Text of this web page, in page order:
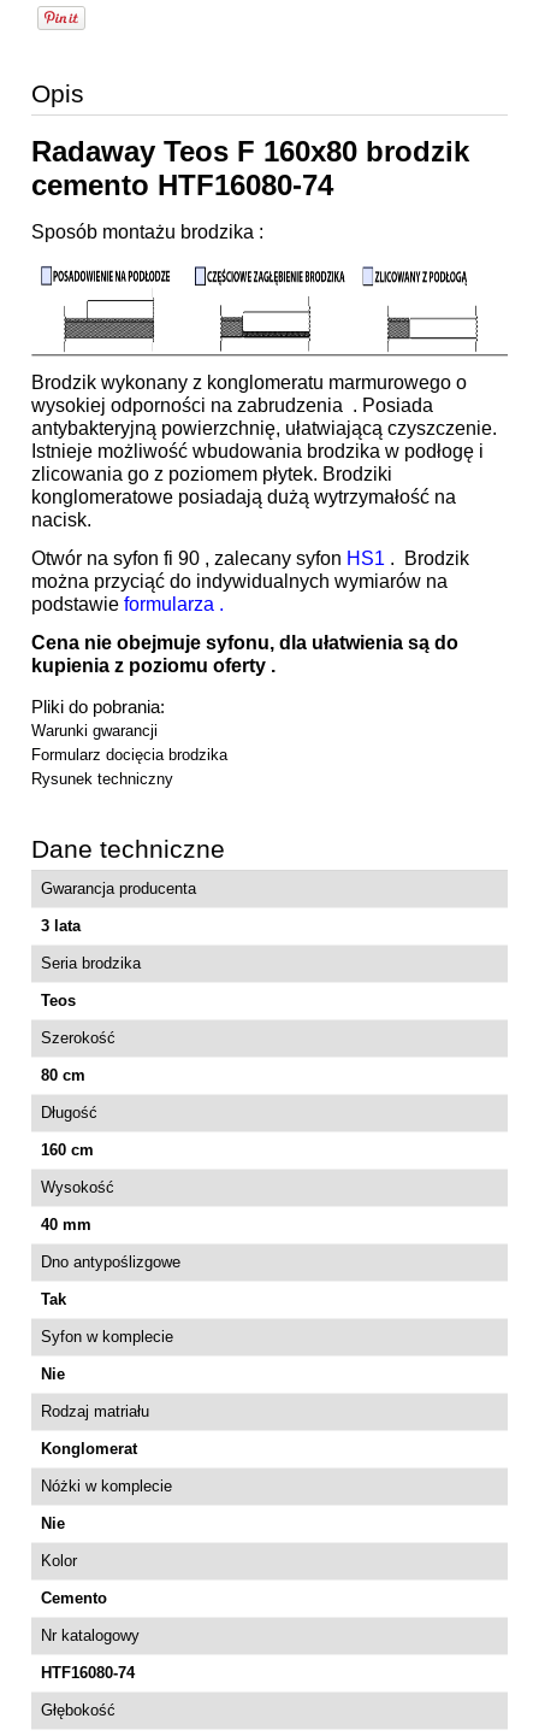
Opis
Radaway Teos F 160x80 brodzik
cemento HTF16080-74
Sposób montażu brodzika :
Brodzik wykonany z konglomeratu marmurowego o
wysokiej odporności na zabrudzenia . Posiada
antybakteryjną powierzchnię, ułatwiającą czyszczenie.
Istnieje możliwość wbudowania brodzika w podłogę i
zlicowania go z poziomem płytek. Brodziki
konglomeratowe posiadają dużą wytrzymałość na
nacisk.
Otwór na syfon fi 90 , zalecany syfon HS1 . Brodzik
można przyciąć do indywidualnych wymiarów na
podstawie formularza .
Cena nie obejmuje syfonu, dla ułatwienia są do
kupienia z poziomu oferty .
Pliki do pobrania:
Warunki gwarancji
Formularz docięcia brodzika
Rysunek techniczny
Dane techniczne
Gwarancja producenta
3 lata
Seria brodzika
Teos
Szerokość
80 cm
Długość
160 cm
Wysokość
40 mm
Dno antypoślizgowe
Tak
Syfon w komplecie
Nie
Rodzaj matriału
Konglomerat
Nóżki w komplecie
Nie
Kolor
Cemento
Nr katalogowy
HTF16080-74
Głębokość